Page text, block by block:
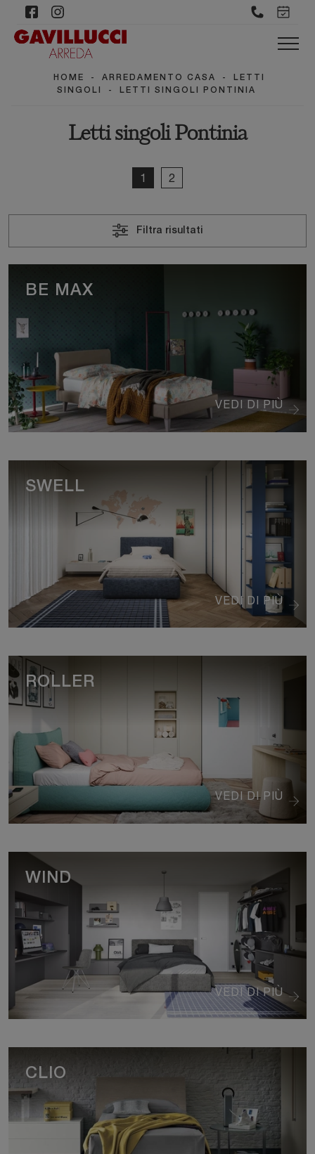
HOME - ARREDAMENTO CASA -
LETTI
SINGOLI
- LETTI SINGOLI PONTINIA
Letti singoli Pontinia
1 2
Filtra risultati
VEDI DI PIÙ
BE MAX
VEDI DI PIÙ
SWELL
VEDI DI PIÙ
ROLLER
VEDI DI PIÙ
WIND
CLIO